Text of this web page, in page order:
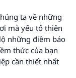
ta về những
mà yếu tố thiên
những điềm báo
thức của bạn
cần thiết nhất